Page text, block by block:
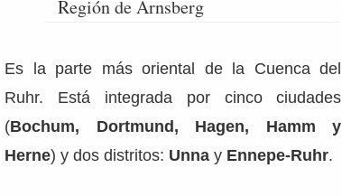
Región de Arnsberg
Es la parte más oriental de la Cuenca del
Ruhr. Está integrada por cinco ciudades
(Bochum, Dortmund, Hagen, Hamm y
Herne) y dos distritos: Unnay Ennepe-Ruhr.